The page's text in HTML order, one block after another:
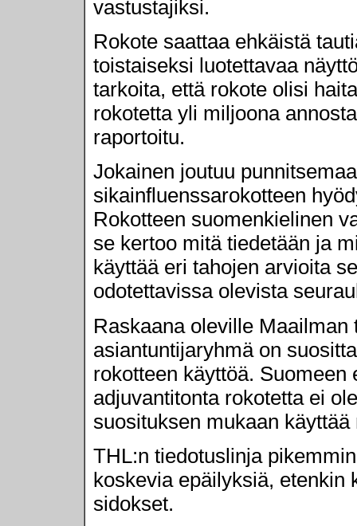
vastustajiksi.
Rokote saattaa ehkäistä
toistaiseksi luotettavaa
tarkoita, että rokote olisi
rokotetta yli miljoona
raportoitu.
Jokainen joutuu
sikainfluenssarokotteen
Rokotteen suomenkielinen
se kertoo mitä tiedetään ja
käyttää eri tahojen arvioita
odotettavissa olevista
Raskaana oleville
asiantuntijaryhmä on
rokotteen käyttöä.
adjuvantitonta rokotetta ei
suosituksen mukaan
THL:n tiedotuslinja
koskevia epäilyksiä, etenkin
sidokset.